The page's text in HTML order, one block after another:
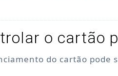
o cartão
do cartão